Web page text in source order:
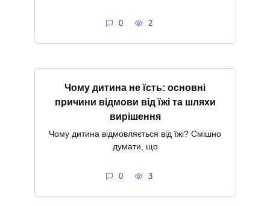
0 2
Чому дитина не їсть: основні
причини відмови від їжі та шляхи
вирішення
Чому дитина відмовляється від їжі? Смішно
думати, що
0 3